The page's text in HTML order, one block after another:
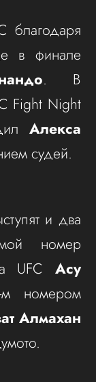
благодаря
в финале
. В
Fight Night
Алекса
судей.
и два
номер
UFC Асу
м номером
Алмахан